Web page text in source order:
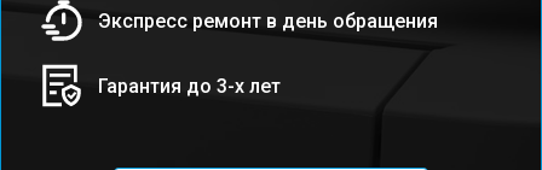
Экспресс ремонт в день обращения
Гарантия до 3-х лет